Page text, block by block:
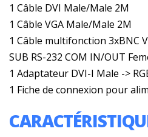
1 Câble DVI Male/Male 2M
1 Câble VGA Male/Male 2M
1 Câble multifonction 3xBNC
SUB RS-232 COM IN/OUT
1 Adaptateur DVI-I Male ->
1 Fiche de connexion pour